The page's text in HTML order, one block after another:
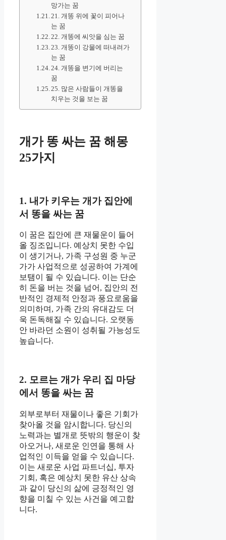
망가는 꿈
21. 개똥 위에 꽃이 피어나
는 꿈
22. 개똥에 씨앗을 심는 꿈
23. 개똥이 강물에 떠내려가
는 꿈
24. 개똥을 변기에 버리는
꿈
25. 많은 사람들이 개똥을
치우는 것을 보는 꿈
개가 똥 싸는 꿈 해몽
25가지
1. 내가 키우는 개가 집안에
서 똥을 싸는 꿈
이 꿈은 집안에 큰 재물운이 들어
올 징조입니다. 예상치 못한 수입
이 생기거나, 가족 구성원 중 누군
가가 사업적으로 성공하여 가계에
보탬이 될 수 있습니다. 이는 단순
히 돈을 버는 것을 넘어, 집안의 전
반적인 경제적 안정과 풍요로움을
의미하며, 가족 간의 유대감도 더
욱 돈독해질 수 있습니다. 오랫동
안 바라던 소원이 성취될 가능성도
높습니다.
2. 모르는 개가 우리 집 마당
에서 똥을 싸는 꿈
외부로부터 재물이나 좋은 기회가
찾아올 것을 암시합니다. 당신의
노력과는 별개로 뜻밖의 행운이 찾
아오거나, 새로운 인연을 통해 사
업적인 이득을 얻을 수 있습니다.
이는 새로운 사업 파트너십, 투자
기회, 혹은 예상치 못한 유산 상속
과 같이 당신의 삶에 긍정적인 영
향을 미칠 수 있는 사건을 예고합
니다.